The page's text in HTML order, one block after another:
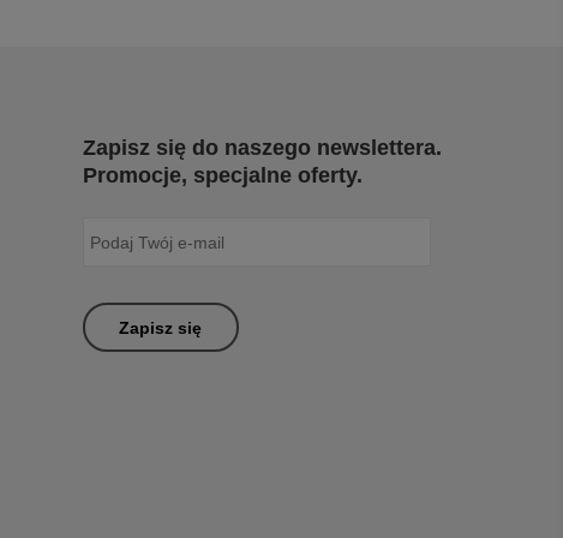
Zapisz się do naszego newslettera.
Promocje, specjalne oferty.
Zapisz się